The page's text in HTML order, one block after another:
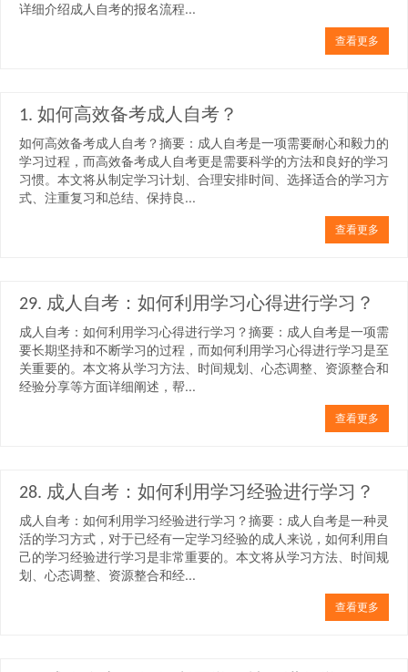
详细介绍成人自考的报名流程...
查看更多
1. 如何高效备考成人自考？
如何高效备考成人自考？摘要：成人自考是一项需要耐心和毅力的
学习过程，而高效备考成人自考更是需要科学的方法和良好的学习
习惯。本文将从制定学习计划、合理安排时间、选择适合的学习方
式、注重复习和总结、保持良...
查看更多
29. 成人自考：如何利用学习心得进行学习？
成人自考：如何利用学习心得进行学习？摘要：成人自考是一项需
要长期坚持和不断学习的过程，而如何利用学习心得进行学习是至
关重要的。本文将从学习方法、时间规划、心态调整、资源整合和
经验分享等方面详细阐述，帮...
查看更多
28. 成人自考：如何利用学习经验进行学习？
成人自考：如何利用学习经验进行学习？摘要：成人自考是一种灵
活的学习方式，对于已经有一定学习经验的成人来说，如何利用自
己的学习经验进行学习是非常重要的。本文将从学习方法、时间规
划、心态调整、资源整合和经...
查看更多